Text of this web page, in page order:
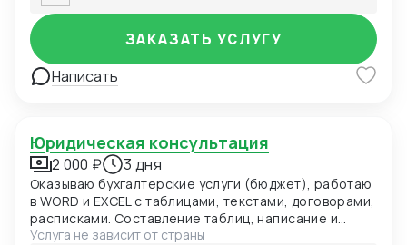
Написать
ЗАКАЗАТЬ УСЛУГУ
Юридическая консультация
2 000 ₽ 3 дня
Оказываю бухгалтерские услуги (бюджет), работаю
в WORD и EXCEL с таблицами, текстами, договорами,
расписками. Составление таблиц, написание и
корректировка текстов, исправление.
Услуга не зависит от страны